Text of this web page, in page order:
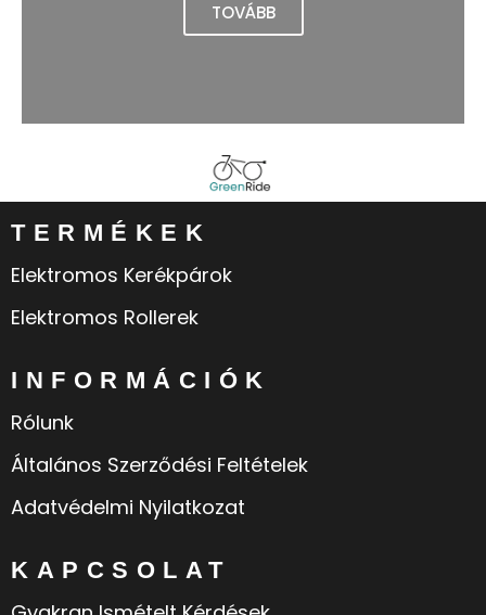
TOVÁBB
TERMÉKEK
Elektromos Kerékpárok
Elektromos Rollerek
INFORMÁCIÓK
Rólunk
Általános Szerződési Feltételek
Adatvédelmi Nyilatkozat
KAPCSOLAT